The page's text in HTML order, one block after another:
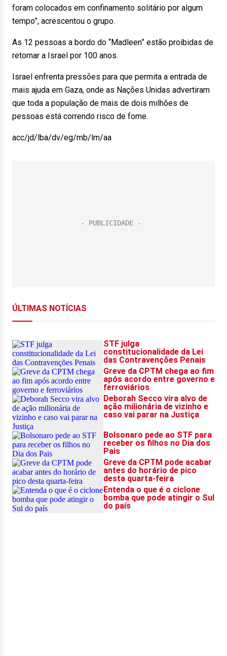
foram colocados em confinamento solitário por algum
tempo”, acrescentou o grupo.
As 12 pessoas a bordo do “Madleen” estão proibidas de
retornar a Israel por 100 anos.
Israel enfrenta pressões para que permita a entrada de
mais ajuda em Gaza, onde as Nações Unidas advertiram
que toda a população de mais de dois milhões de
pessoas está correndo risco de fome.
acc/jd/lba/dv/eg/mb/lm/aa